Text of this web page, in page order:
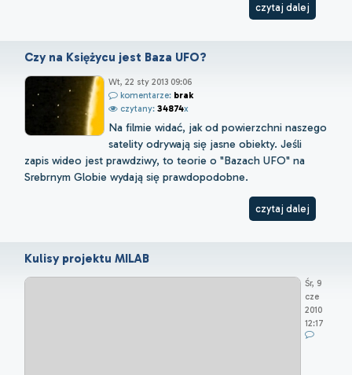
czytaj dalej
Czy na Księżycu jest Baza UFO?
Wt, 22 sty 2013 09:06
komentarze: brak
czytany: 34874x
Na filmie widać, jak od powierzchni naszego
satelity odrywają się jasne obiekty. Jeśli
zapis wideo jest prawdziwy, to teorie o "Bazach UFO" na
Srebrnym Globie wydają się prawdopodobne.
czytaj dalej
Kulisy projektu MILAB
Śr, 9
cze
2010
12:17